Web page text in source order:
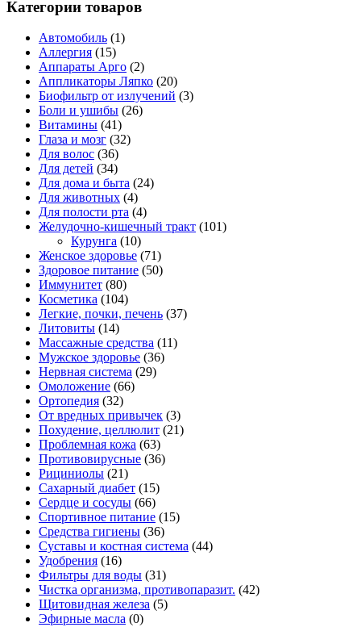
Категории товаров
Автомобиль (1)
Аллергия (15)
Аппараты Арго (2)
Аппликаторы Ляпко (20)
Биофильтр от излучений (3)
Боли и ушибы (26)
Витамины (41)
Глаза и мозг (32)
Для волос (36)
Для детей (34)
Для дома и быта (24)
Для животных (4)
Для полости рта (4)
Желудочно-кишечный тракт (101)
Курунга (10)
Женское здоровье (71)
Здоровое питание (50)
Иммунитет (80)
Косметика (104)
Легкие, почки, печень (37)
Литовиты (14)
Массажные средства (11)
Мужское здоровье (36)
Нервная система (29)
Омоложение (66)
Ортопедия (32)
От вредных привычек (3)
Похудение, целлюлит (21)
Проблемная кожа (63)
Противовирусные (36)
Рициниолы (21)
Сахарный диабет (15)
Сердце и сосуды (66)
Спортивное питание (15)
Средства гигиены (36)
Суставы и костная система (44)
Удобрения (16)
Фильтры для воды (31)
Чистка организма, противопаразит. (42)
Щитовидная железа (5)
Эфирные масла (0)